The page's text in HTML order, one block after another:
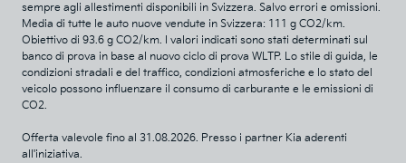
sempre agli allestimenti disponibili in Svizzera. Salvo errori e omissioni.
Media di tutte le auto nuove vendute in Svizzera: 111 g CO2/km.
Obiettivo di 93.6 g CO2/km. I valori indicati sono stati determinati sul
banco di prova in base al nuovo ciclo di prova WLTP. Lo stile di guida, le
condizioni stradali e del traffico, condizioni atmosferiche e lo stato del
veicolo possono influenzare il consumo di carburante e le emissioni di
CO2.
Offerta valevole fino al 31.08.2026. Presso i partner Kia aderenti
all'iniziativa.